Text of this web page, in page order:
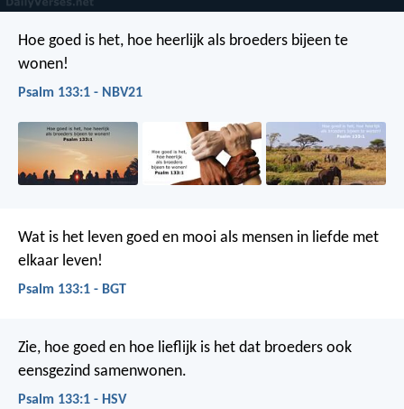
Hoe goed is het, hoe heerlijk als broeders bijeen te
wonen!
Psalm 133:1 - NBV21
Wat is het leven goed en mooi als mensen in liefde met
elkaar leven!
Psalm 133:1 - BGT
Zie, hoe goed en hoe lieflijk is het dat broeders ook
eensgezind samenwonen.
Psalm 133:1 - HSV